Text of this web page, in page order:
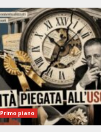
Primo piano